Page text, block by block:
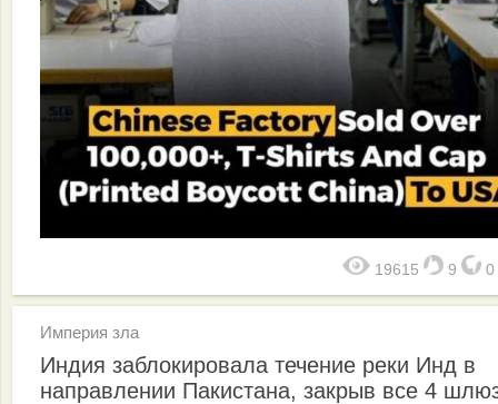
19615 9 0
Империя зла
Индия заблокировала течение реки Инд в
направлении Пакистана, закрыв все 4